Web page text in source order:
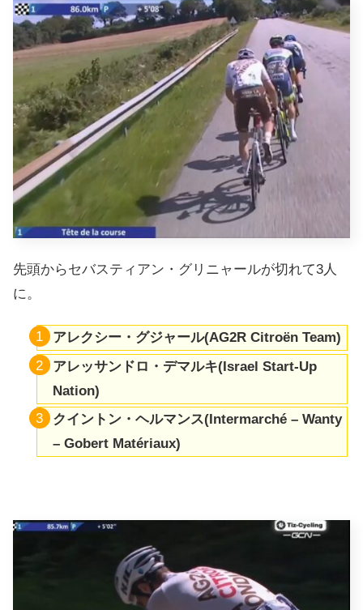
先頭からセバスティアン・グリニャールが切れて3人
に。
アレクシー・グジャール(AG2R Citroën Team)
アレッサンドロ・デマルキ(Israel Start-Up
Nation)
クイントン・ヘルマンス(Intermarché – Wanty
– Gobert Matériaux)